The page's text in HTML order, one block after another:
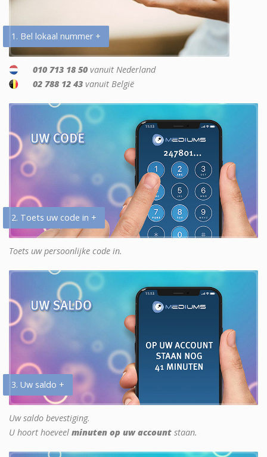
1. Bel lokaal nummer +
010 713 18 50 vanuit Nederland
02 788 12 43 vanuit België
2. Toets uw code in +
Toets uw persoonlijke code in.
3. Uw saldo +
Uw saldo bevestiging.
U hoort hoeveel minuten op uw account staan.